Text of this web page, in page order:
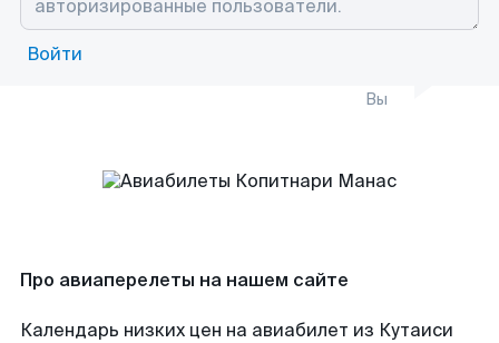
Войти
Вы
Про авиаперелеты на нашем сайте
Календарь низких цен на авиабилет из Кутаиси